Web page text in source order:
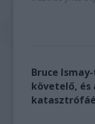
Bruce
követelő, és